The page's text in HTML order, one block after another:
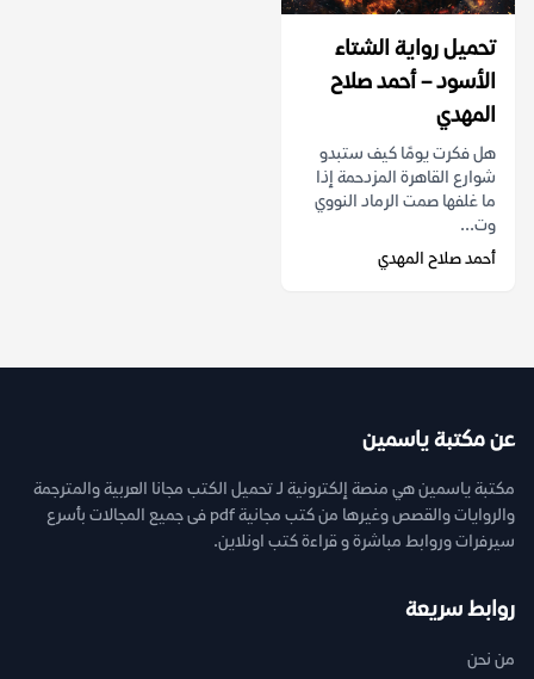
تحميل رواية الشتاء
الأسود – أحمد صلاح
المهدي
هل فكرت يومًا كيف ستبدو
شوارع القاهرة المزدحمة إذا
ما غلفها صمت الرماد النووي
وت...
أحمد صلاح المهدي
عن مكتبة ياسمين
مكتبة ياسمين هي منصة إلكترونية لـ تحميل الكتب مجانا العربية والمترجمة
والروايات والقصص وغيرها من كتب مجانية pdf فى جميع المجالات بأسرع
سيرفرات وروابط مباشرة و قراءة كتب اونلاين.
روابط سريعة
من نحن